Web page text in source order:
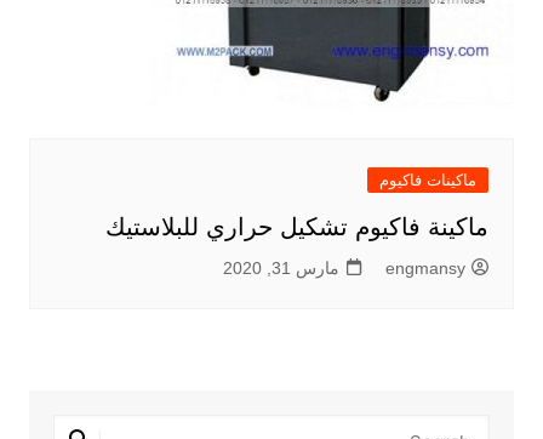
ماكينات فاكيوم
ماكينة فاكيوم تشكيل حراري للبلاستيك
engmansy مارس 31, 2020